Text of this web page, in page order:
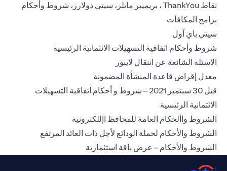
نقاط ThankYou ، بريميير مايلز، سيتي دولارز، شروط وأحكام
برامج المكافآت
سيتي باي آول
شروط وأحكام اتفاقية التسهيلات الائتمانية الرئيسية
الاسئلة الشائعة عن انتقال لايبور
معدل إقراض قاعدة المنشأة المضمونة
قبل 30 سبتمبر 2021 – شروط و أحكام اتفاقية التسهيلات
الائتمانية الرئيسية
الشروط واألحكام العامة للمحافظ اإللكترونية
الشروط والأحكام لحملة الودائع لأجل ذات العائد المرتفع
الشروط والأحكام – عرض باقة استثمارية